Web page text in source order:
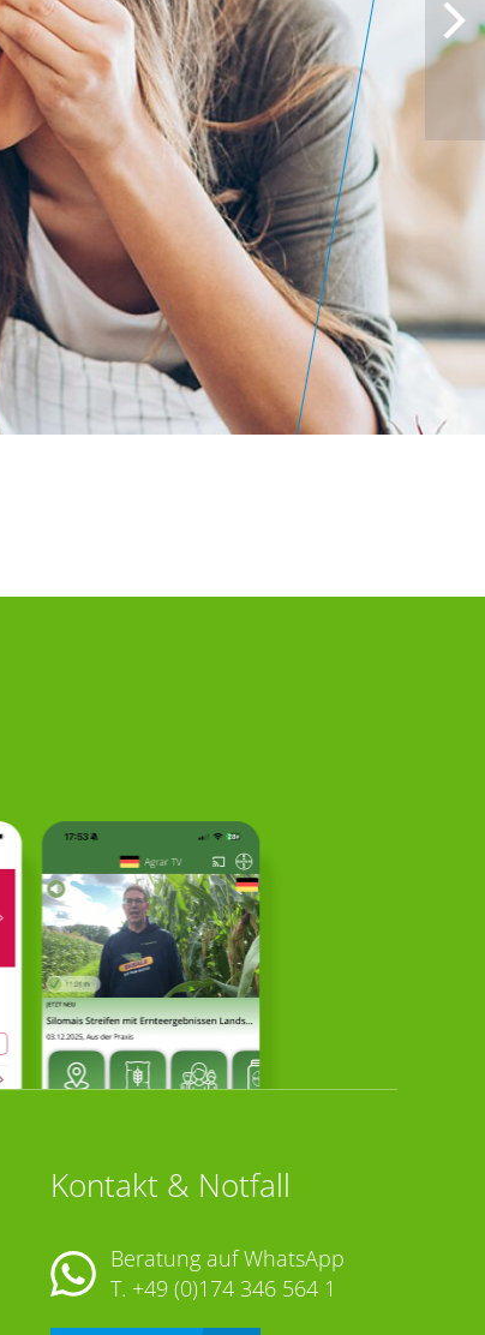
Kontakt & Notfall
Beratung auf WhatsApp
T. +49 (0)174 346 564 1